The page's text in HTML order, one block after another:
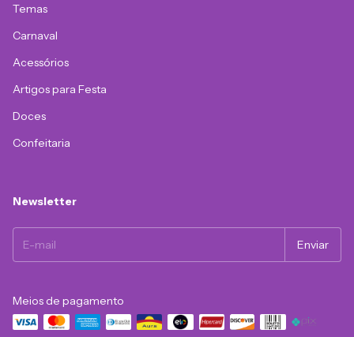
Temas
Carnaval
Acessórios
Artigos para Festa
Doces
Confeitaria
Newsletter
Meios de pagamento